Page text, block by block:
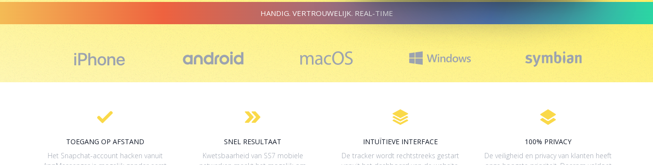
HANDIG. VERTROUWELIJK. REAL-TIME
TOEGANG OP AFSTAND
Het Snapchat-account hacken vanuit
SNEL RESULTAAT
Kwetsbaarheid van SS7 mobiele
INTUÏTIEVE INTERFACE
De tracker wordt rechtstreeks gestart
100% PRIVACY
De veiligheid en privacy van klanten heeft